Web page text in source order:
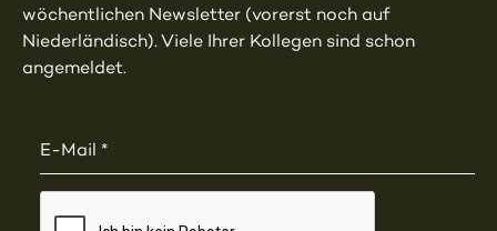
wöchentlichen Newsletter (vorerst noch auf
Niederländisch). Viele Ihrer Kollegen sind schon
angemeldet.